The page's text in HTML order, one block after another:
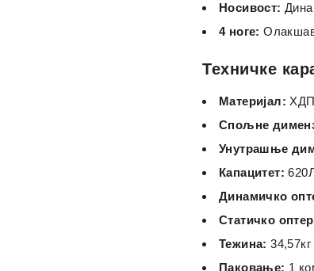
Носивост:
4 ноге:
Техничке
Материјал:
Спољне
Унутрашње
Капацитет:
Динамичко
Статичко
Тежина: 34,57кг
Паковање: 1